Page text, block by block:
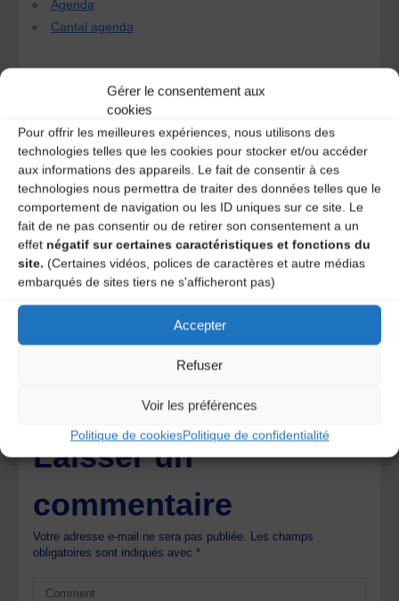
Gérer le consentement aux
cookies
Pour offrir les meilleures expériences, nous utilisons des
technologies telles que les cookies pour stocker et/ou accéder
aux informations des appareils. Le fait de consentir à ces
technologies nous permettra de traiter des données telles que le
comportement de navigation ou les ID uniques sur ce site. Le
fait de ne pas consentir ou de retirer son consentement a un
effet négatif sur certaines caractéristiques et fonctions du
site. (Certaines vidéos, polices de caractères et autre médias
embarqués de sites tiers ne s'afficheront pas)
Accepter
Refuser
Voir les préférences
Politique de cookiesPolitique de confidentialité
Agenda
Cantal agenda
Solo Yann Gourdon
Afterwork Musiques Trad’
One comment
Vf 7 ans ago
Ce n’est pas à la salle de Polminhac ? La salle de Vic
sur cère n’est elle pas en travaux ? A vérifier.
Laisser un
commentaire
Votre adresse e-mail ne sera pas publiée.
Les champs
obligatoires sont indiqués avec*